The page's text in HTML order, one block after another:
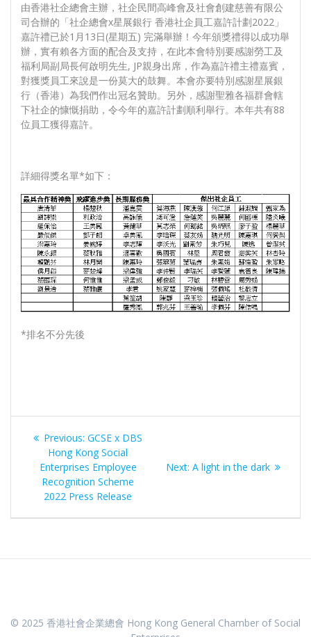
由香港社企總會主辦，社企民間高峰會及社會創建慈善有限公
司合辦的「社企總會x星展銀行 香港社企員工嘉許計劃2022」
嘉許禮已於1月13日(星期五) 完滿舉辦！今年頒獎禮得以成功舉
辦，實有賴各方面的配合及支持，在此本會特別要感謝勞工及
福利局副局長何啟明先生, JP親身出席，作為嘉許禮主禮嘉賓，
對獲獎員工來說是一份莫大的鼓舞。本會亦要特別感謝星展銀
行（香港）為我們作出冠名贊助。另外，感謝聖雅各福群會轄
下社企的慷慨捐助，令今年的嘉許計劃順利舉行。本年共有88
位員工獲得嘉許。
詳細得獎名單*如下：
*排名不分先後
Post
navigation
Previous: Previous
post:
GCSE x DBS
Hong Kong Social
Enterprises Employee
Recognition Scheme
2022 Press Release
Next: Next
A light in the dark
© 2025 香港社會企業總會 Hong Kong General Chamber of Social